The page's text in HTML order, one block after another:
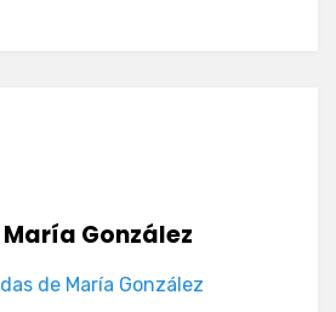
María González
de María González